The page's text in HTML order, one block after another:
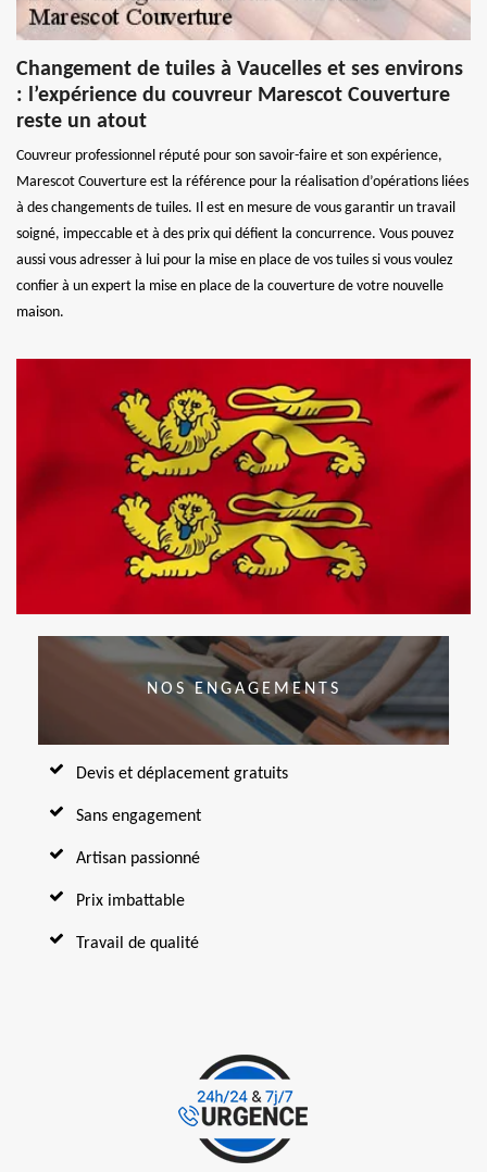
Changement de tuiles à Vaucelles et ses environs
: l’expérience du couvreur Marescot Couverture
reste un atout
Couvreur professionnel réputé pour son savoir-faire et son expérience,
Marescot Couverture est la référence pour la réalisation d’opérations liées
à des changements de tuiles. Il est en mesure de vous garantir un travail
soigné, impeccable et à des prix qui défient la concurrence. Vous pouvez
aussi vous adresser à lui pour la mise en place de vos tuiles si vous voulez
confier à un expert la mise en place de la couverture de votre nouvelle
maison.
NOS ENGAGEMENTS
Devis et déplacement gratuits
Sans engagement
Artisan passionné
Prix imbattable
Travail de qualité